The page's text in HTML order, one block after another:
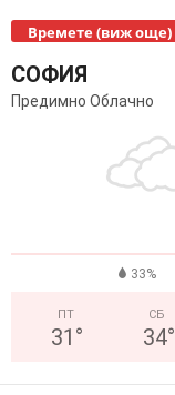
Времете (виж още)
СОФИЯ
Предимно Облачно
33%
ПТ
31 °
СБ
34°